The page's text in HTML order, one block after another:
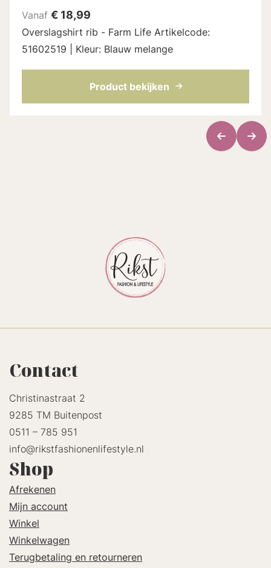
Vanaf € 18,99
Overslagshirt rib - Farm Life Artikelcode:
51602519 | Kleur: Blauw melange
Product bekijken
Contact
Christinastraat 2
9285 TM Buitenpost
0511 – 785 951
info@rikstfashionenlifestyle.nl
Shop
Afrekenen
Mijn account
Winkel
Winkelwagen
Terugbetaling en retourneren